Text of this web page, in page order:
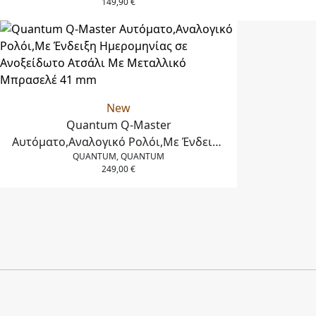
Μεταλλικό Μπρασελέ 43 mm
Μπλε
New
Quantum Q-Master
Aυτόματο,Αναλογικό Ρολόι,Με Ένδειξη
Ημερομηνίας σε Ανοξείδωτο Ατσάλι Με
Μεταλλικό Μπρασελέ 41 mm
QUANTUM, QUANTUM
249,00€